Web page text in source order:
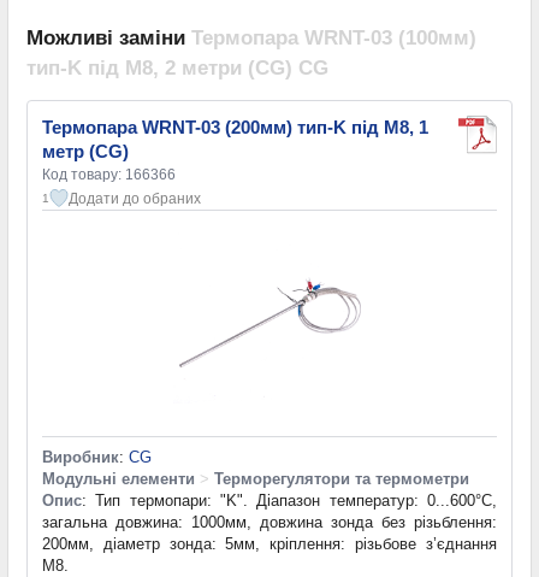
Можливі заміни Термопара WRNT-03 (100мм)
тип-K під M8, 2 метри (CG) CG
Термопара WRNT-03 (200мм) тип-K під M8, 1
метр (CG)
Код товару: 166366
1 Додати до обраних
Виробник: CG
Модульні елементи > Терморегулятори та термометри
Опис: Тип термопари: "K". Діапазон температур: 0...600°C,
загальна довжина: 1000мм, довжина зонда без різьблення:
200мм, діаметр зонда: 5мм, кріплення: різьбове з’єднання
M8.